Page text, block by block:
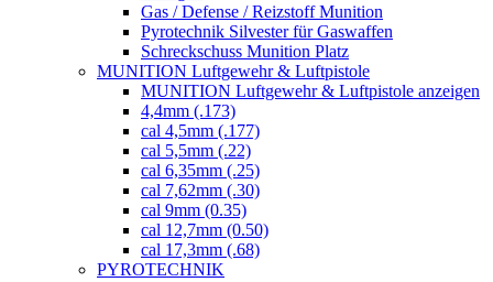
Gas / Defense / Reizstoff Munition
Pyrotechnik Silvester für Gaswaffen
Schreckschuss Munition Platz
MUNITION Luftgewehr & Luftpistole
MUNITION Luftgewehr & Luftpistole anzeigen
4,4mm (.173)
cal 4,5mm (.177)
cal 5,5mm (.22)
cal 6,35mm (.25)
cal 7,62mm (.30)
cal 9mm (0.35)
cal 12,7mm (0.50)
cal 17,3mm (.68)
PYROTECHNIK